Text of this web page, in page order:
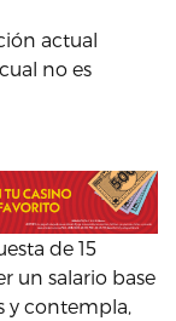
actual
no es
de 15
un salario base
y contempla,